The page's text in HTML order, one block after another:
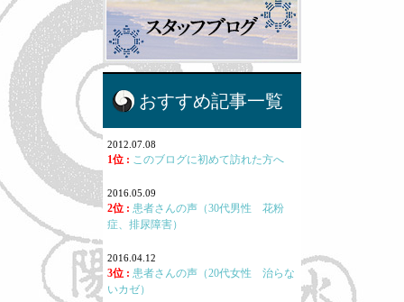
おすすめ記事一覧
2012.07.08
1位 : このブログに初めて訪れた方へ
2016.05.09
2位 : 患者さんの声（30代男性 花粉
症、排尿障害）
2016.04.12
3位 : 患者さんの声（20代女性 治らな
いカゼ）